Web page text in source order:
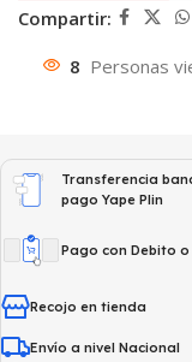
Compartir:
8 Personas
Transferencia
pago Yape Plin
Pago con Debito
Recojo en tienda
Envío a nivel Nacional